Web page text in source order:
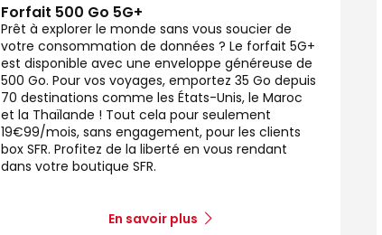
Forfait 500 Go 5G+
Prêt à explorer le monde sans vous soucier de
votre consommation de données ? Le forfait 5G+
est disponible avec une enveloppe généreuse de
500 Go. Pour vos voyages, emportez 35 Go depuis
70 destinations comme les États-Unis, le Maroc
et la Thaïlande ! Tout cela pour seulement
19€99/mois, sans engagement, pour les clients
box SFR. Profitez de la liberté en vous rendant
dans votre boutique SFR.
En savoir plus